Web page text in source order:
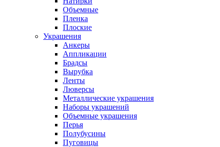
Объемные
Пленка
Плоские
Украшения
Анкеры
Аппликации
Брадсы
Вырубка
Ленты
Люверсы
Металлические украшения
Наборы украшений
Объемные украшения
Перья
Полубусины
Пуговицы